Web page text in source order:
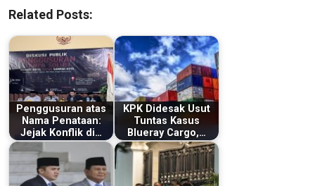
Related Posts:
Penggusuran atas
Nama Penataan:
Jejak Konflik di…
KPK Didesak Usut
Tuntas Kasus
Blueray Cargo,…